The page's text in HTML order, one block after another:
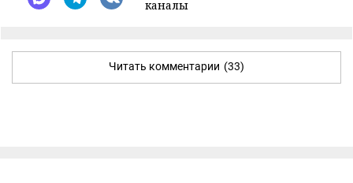
каналы
Читать комментарии (33)